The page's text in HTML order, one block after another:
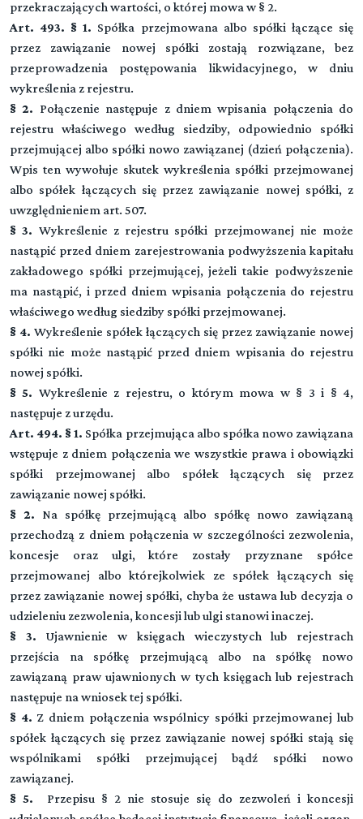
przekraczających wartości, o której mowa w § 2.
Art. 493. § 1. Spółka przejmowana albo spółki łączące się
przez zawiązanie nowej spółki zostają rozwiązane, bez
przeprowadzenia postępowania likwidacyjnego, w dniu
wykreślenia z rejestru.
§ 2. Połączenie następuje z dniem wpisania połączenia do
rejestru właściwego według siedziby, odpowiednio spółki
przejmującej albo spółki nowo zawiązanej (dzień połączenia).
Wpis ten wywołuje skutek wykreślenia spółki przejmowanej
albo spółek łączących się przez zawiązanie nowej spółki, z
uwzględnieniem art. 507.
§ 3. Wykreślenie z rejestru spółki przejmowanej nie może
nastąpić przed dniem zarejestrowania podwyższenia kapitału
zakładowego spółki przejmującej, jeżeli takie podwyższenie
ma nastąpić, i przed dniem wpisania połączenia do rejestru
właściwego według siedziby spółki przejmowanej.
§ 4. Wykreślenie spółek łączących się przez zawiązanie nowej
spółki nie może nastąpić przed dniem wpisania do rejestru
nowej spółki.
§ 5. Wykreślenie z rejestru, o którym mowa w § 3 i § 4,
następuje z urzędu.
Art. 494. § 1. Spółka przejmująca albo spółka nowo zawiązana
wstępuje z dniem połączenia we wszystkie prawa i obowiązki
spółki przejmowanej albo spółek łączących się przez
zawiązanie nowej spółki.
§ 2. Na spółkę przejmującą albo spółkę nowo zawiązaną
przechodzą z dniem połączenia w szczególności zezwolenia,
koncesje oraz ulgi, które zostały przyznane spółce
przejmowanej albo którejkolwiek ze spółek łączących się
przez zawiązanie nowej spółki, chyba że ustawa lub decyzja o
udzieleniu zezwolenia, koncesji lub ulgi stanowi inaczej.
§ 3. Ujawnienie w księgach wieczystych lub rejestrach
przejścia na spółkę przejmującą albo na spółkę nowo
zawiązaną praw ujawnionych w tych księgach lub rejestrach
następuje na wniosek tej spółki.
§ 4. Z dniem połączenia wspólnicy spółki przejmowanej lub
spółek łączących się przez zawiązanie nowej spółki stają się
wspólnikami spółki przejmującej bądź spółki nowo
zawiązanej.
§ 5. Przepisu § 2 nie stosuje się do zezwoleń i koncesji